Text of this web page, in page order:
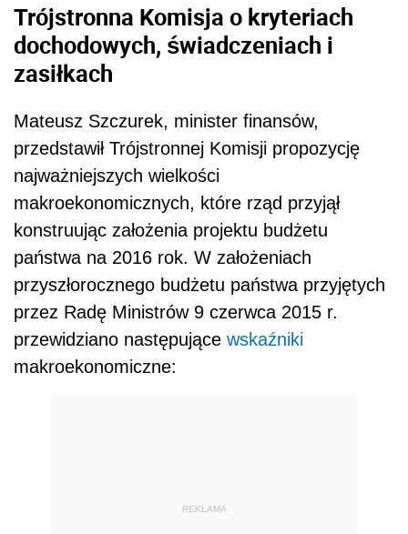
Trójstronna Komisja o kryteriach
dochodowych, świadczeniach i
zasiłkach
Mateusz Szczurek, minister finansów,
przedstawił Trójstronnej Komisji propozycję
najważniejszych wielkości
makroekonomicznych, które rząd przyjął
konstruując założenia projektu budżetu
państwa na 2016 rok. W założeniach
przyszłorocznego budżetu państwa przyjętych
przez Radę Ministrów 9 czerwca 2015 r.
przewidziano następujące wskaźniki
makroekonomiczne:
REKLAMA